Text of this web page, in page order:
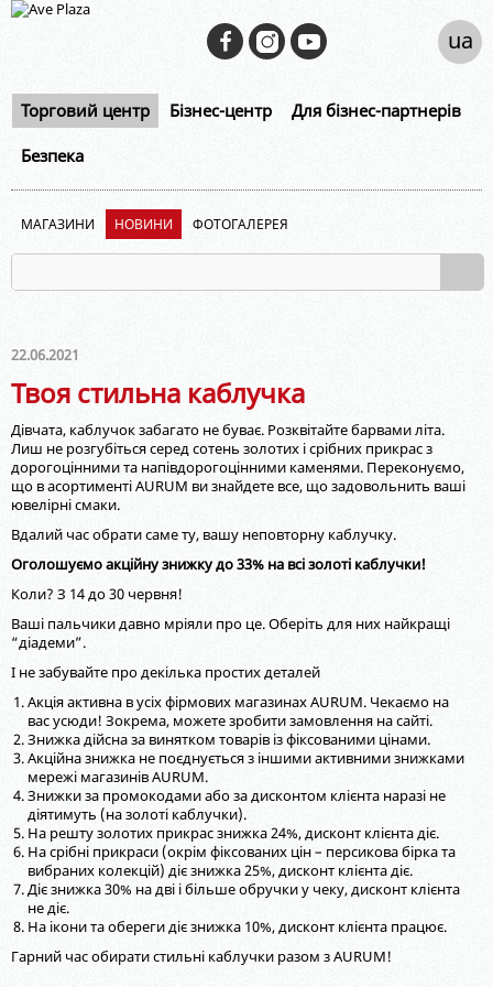
Торговий центр Бізнес-центр Для бізнес-партнерів
Безпека
ua
МАГАЗИНИ НОВИНИ ФОТОГАЛЕРЕЯ
22.06.2021
Твоя стильна каблучка
Дівчата, каблучок забагато не буває. Розквітайте барвами літа.
Лиш не розгубіться серед сотень золотих і срібних прикрас з
дорогоцінними та напівдорогоцінними каменями. Переконуємо,
що в асортименті AURUM ви знайдете все, що задовольнить ваші
ювелірні смаки.
Вдалий час обрати саме ту, вашу неповторну каблучку.
Оголошуємо акційну знижку до 33% на всі золоті каблучки!
Коли? З 14 до 30 червня!
Ваші пальчики давно мріяли про це. Оберіть для них найкращі
“діадеми”.
І не забувайте про декілька простих деталей
Акція активна в усіх фірмових магазинах AURUM. Чекаємо на
вас усюди! Зокрема, можете зробити замовлення на сайті.
Знижка дійсна за винятком товарів із фіксованими цінами.
Акційна знижка не поєднується з іншими активними знижками
мережі магазинів AURUM.
Знижки за промокодами або за дисконтом клієнта наразі не
діятимуть (на золоті каблучки).
На решту золотих прикрас знижка 24%, дисконт клієнта діє.
На срібні прикраси (окрім фіксованих цін – персикова бірка та
вибраних колекцій) діє знижка 25%, дисконт клієнта діє.
Діє знижка 30% на дві і більше обручки у чеку, дисконт клієнта
не діє.
На ікони та обереги діє знижка 10%, дисконт клієнта працює.
Гарний час обирати стильні каблучки разом з AURUM!